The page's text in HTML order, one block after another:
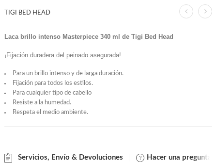
TIGI BED HEAD
Laca brillo intenso Masterpiece 340 ml de Tigi Bed Head
¡Fijación duradera del peinado asegurada!
Para un brillo intenso y de larga duración.
Fijación para todos los estilos.
Para cualquier tipo de cabello
Resiste a la humedad.
Respeta el medio ambiente.
Servicios, Envío & Devoluciones Hacer una pregunta